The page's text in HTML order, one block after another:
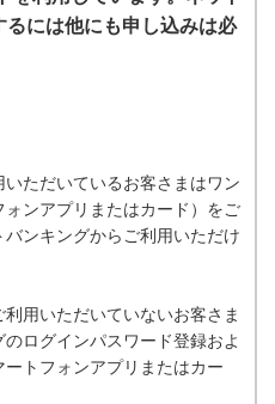
には他にも申し込みは必
ただいているお客さまはワン
ンアプリまたはカード）をご
ンキングからご利用いただけ
用いただいていないお客さま
ログインパスワード登録およ
トフォンアプリまたはカー